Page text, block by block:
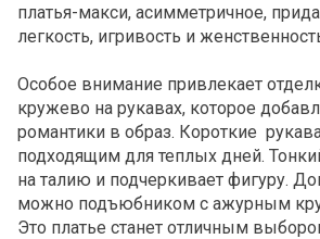
платья-макси, асимметричное,
легкость, игривость и
Особое внимание привлекает
кружево на рукавах, которое
романтики в образ. Короткие
подходящим для теплых дней.
на талию и подчеркивает фигуру.
можно подъюбником с ажурным
Это платье станет отличным